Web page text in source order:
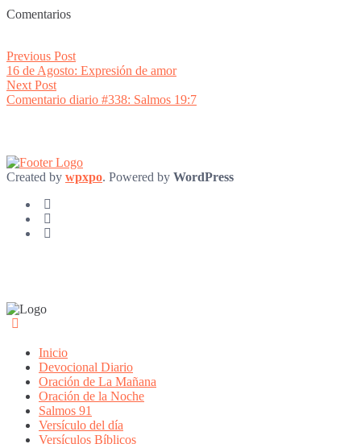
Comentarios
Post
navigation
Previous PostPrevious
post:
16 de Agosto: Expresión de amor
Next PostNext
post:
Comentario diario #338: Salmos 19:7
Created by wpxpo. Powered by WordPress
Inicio
Devocional Diario
Oración de La Mañana
Oración de la Noche
Salmos 91
Versículo del día
Versículos Bíblicos